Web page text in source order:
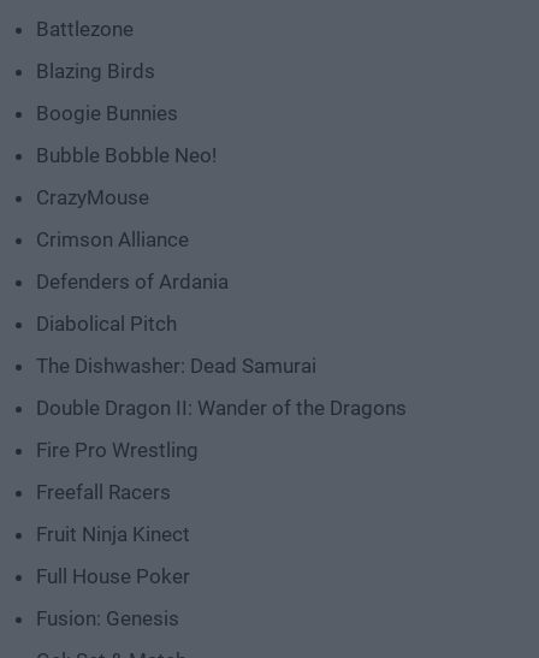
Battlezone
Blazing Birds
Boogie Bunnies
Bubble Bobble Neo!
CrazyMouse
Crimson Alliance
Defenders of Ardania
Diabolical Pitch
The Dishwasher: Dead Samurai
Double Dragon II: Wander of the Dragons
Fire Pro Wrestling
Freefall Racers
Fruit Ninja Kinect
Full House Poker
Fusion: Genesis